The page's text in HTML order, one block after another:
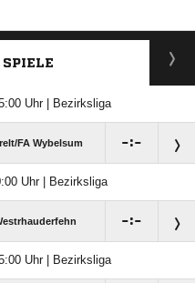
Uhr | Bezirksliga
​FA Wybelsum :
Uhr | Bezirksliga
:
Uhr | Bezirksliga